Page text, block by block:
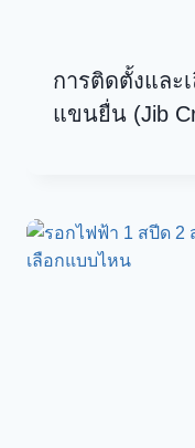
การติดตั้งและ
แขนยื่น (Jib